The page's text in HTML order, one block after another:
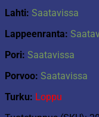
Lahti: Saatavissa
Lappeenranta:
Pori: Saatavissa
Porvoo: Saatavissa
Turku: Loppu